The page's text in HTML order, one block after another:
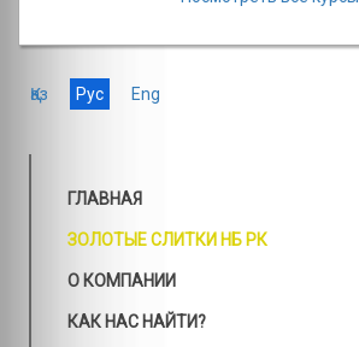
Қаз Рус Eng
ГЛАВНАЯ
ЗОЛОТЫЕ СЛИТКИ НБ РК
О КОМПАНИИ
КАК НАС НАЙТИ?